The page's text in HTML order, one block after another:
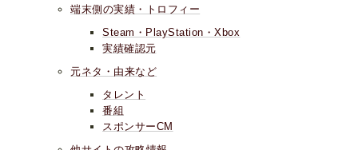
端末側の実績・トロフィー
Steam・PlayStation・Xbox
実績確認元
元ネタ・由来など
タレント
番組
スポンサーCM